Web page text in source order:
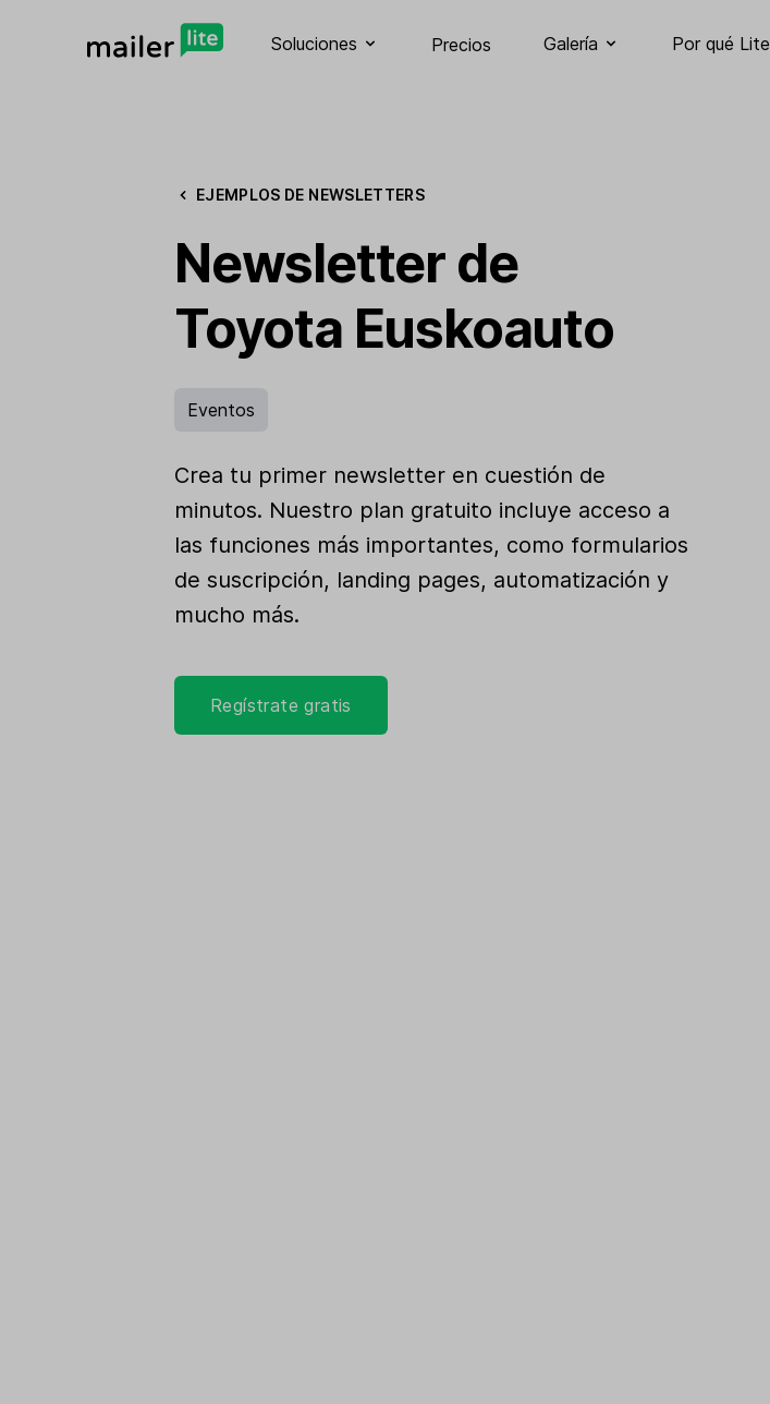
Soluciones Precios Galería Por qué Lite
EJEMPLOS DE NEWSLETTERS
Newsletter de
Toyota Euskoauto
Eventos
Crea tu primer newsletter en cuestión de
minutos. Nuestro plan gratuito incluye acceso a
las funciones más importantes, como formularios
de suscripción, landing pages, automatización y
mucho más.
Regístrate gratis